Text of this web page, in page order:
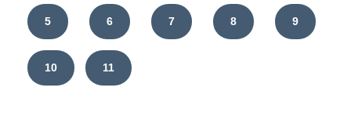
5 6 7 8 9
10 11